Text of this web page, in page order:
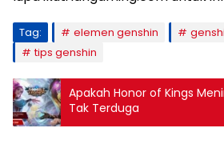
Tag: elemen genshin
tips genshin
Apakah Honor of Kings
Tak Terduga